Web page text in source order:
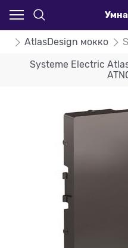
AtlasDesign мокко
Systeme Electric